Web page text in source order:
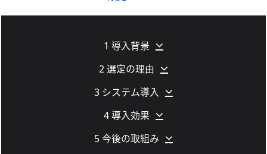
1 導入背景
2 選定の理由
3 システム導入
4 導入効果
5 今後の取組み